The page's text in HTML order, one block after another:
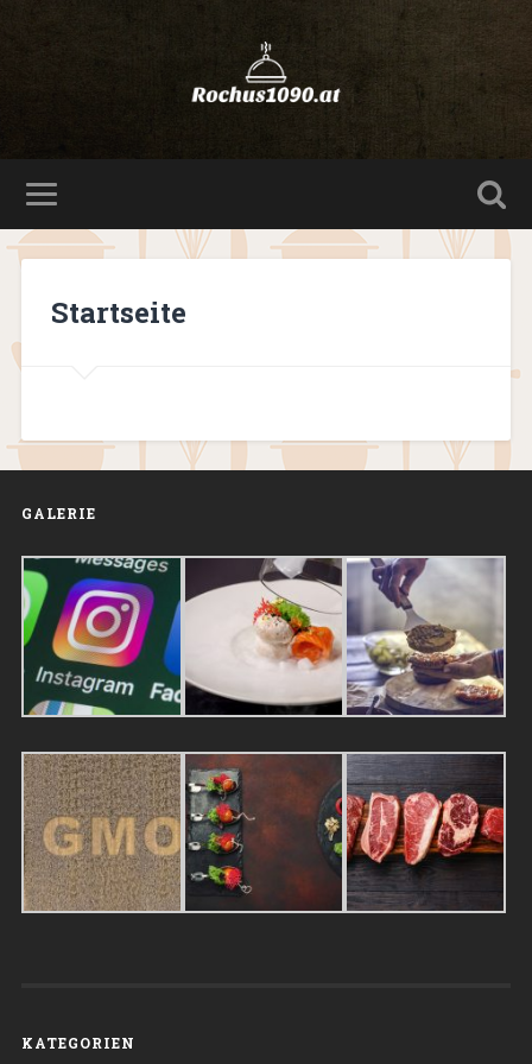
Startseite
GALERIE
KATEGORIEN